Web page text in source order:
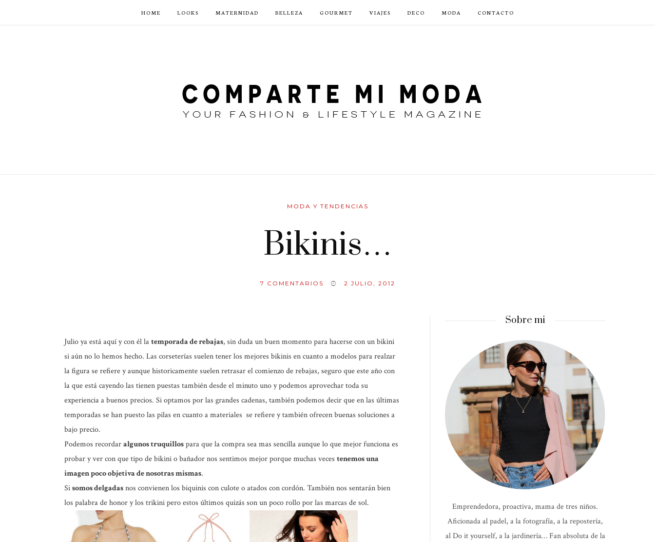
HOME LOOKS MATERNIDAD BELLEZA GOURMET VIAJES DECO MODA CONTACTO
MODA Y TENDENCIAS
Bikinis…
7 COMENTARIOS 2 JULIO, 2012
Julio ya está aquí y con él latemporada de rebajas, sin duda un buen momento para hacerse con un bikini
si aún no lo hemos hecho. Las corseterías suelen tener los mejores bikinis en cuanto a modelos para realzar
la figura se refiere y aunque historicamente suelen retrasar el comienzo de rebajas, seguro que este año con
la que está cayendo las tienen puestas también desde el minuto uno y podemos aprovechar toda su
experiencia a buenos precios. Si optamos por las grandes cadenas, también podemos decir que en las últimas
temporadas se han puesto las pilas en cuanto a materiales se refiere y también ofrecen buenas soluciones a
bajo precio.
Podemos recordaralgunos truquillospara que la compra sea mas sencilla aunque lo que mejor funciona es
probar y ver con que tipo de bikini o bañador nos sentimos mejor porque muchas veces tenemos una
imagen poco objetiva de nosotras mismas.
Sisomos delgadasnos convienen los biquinis con culote o atados con cordón. También nos sentarán bien
los palabra de honor y los trikini pero estos últimos quizás son un poco rollo por las marcas de sol.
Sobre mi
Emprendedora, proactiva, mama de tres niños.
Aficionada al padel, a la fotografía, a la repostería,
al Do it yourself, a la jardinería… Fan absoluta de la